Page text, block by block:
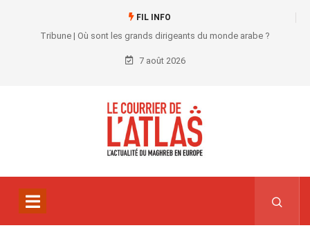
FIL INFO
Tribune | Où sont les grands dirigeants du monde arabe ?
7 août 2026